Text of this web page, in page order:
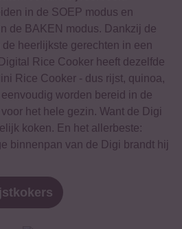
in de SOEP modus en
de BAKEN modus. Dankzij de
heerlijkste gerechten in een
Rice Cooker heeft dezelfde
Rice Cooker - dus rijst, quinoa,
worden bereid in de
het hele gezin. Want de Digi
koken. En het allerbeste:
binnenpan van de Digi brandt hij